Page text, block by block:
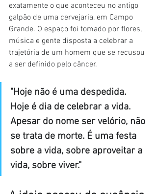
exatamente o que aconteceu no antigo
galpão de uma cervejaria, em Campo
Grande. O espaço foi tomado por flores,
música e gente disposta a celebrar a
trajetória de um homem que se recusou
a ser definido pelo câncer.
"Hoje não é uma despedida.
Hoje é dia de celebrar a vida.
Apesar do nome ser velório, não
se trata de morte. É uma festa
sobre a vida, sobre aproveitar a
vida, sobre viver."